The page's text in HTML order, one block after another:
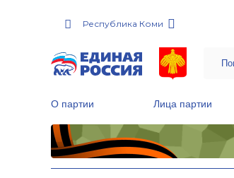
Республика Коми
О партии Лица партии